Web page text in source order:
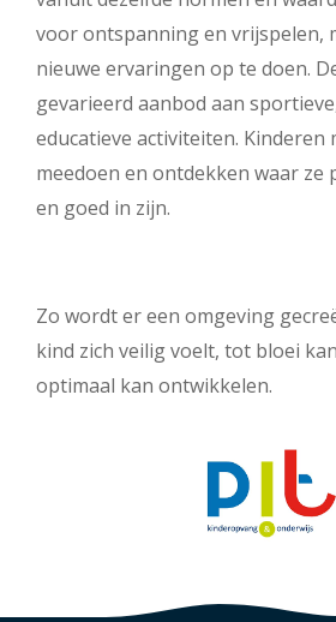
voor ontspanning en vrijspelen,
nieuwe ervaringen op te doen.
gevarieerd aanbod aan
educatieve activiteiten. Kinderen
meedoen en ontdekken waar ze
en goed in zijn.
Zo wordt er een omgeving
kind zich veilig voelt, tot bloei
optimaal kan ontwikkelen.